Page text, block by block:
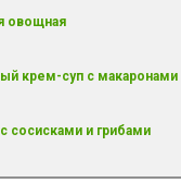
овощная
крем-суп с макаронами
с сосисками и грибами